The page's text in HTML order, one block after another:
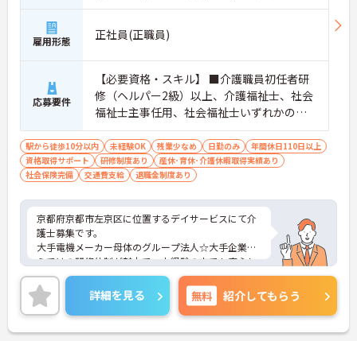
雇用形態 正社員(正職員)
応募要件
【必要資格・スキル】 ■介護職員初任者研
修（ヘルパー2級）以上、介護福祉士、社会
福祉士主事任用、社会福祉士いずれかの資
格をお持ちの方 ■普通自動車運転免許（AT
限定可）
駅から徒歩10分以内 未経験OK 残業少なめ 日勤のみ
年間休日110日以上
資格取得サポート
研修制度あり
産休･育休･介護休暇取得実績あり
社会保険完備
交通費支給 退職金制度あり
京都府京都市左京区に位置するデイサービスにて介
護士募集です。
大手電機メーカー母体のグループ法人☆大手企業な
らではの研修体制が魅力で、未経験の方でも安心し
てチャレンジできる環境です。
また、年間休日114日とお休みも多め、メリハリを
つけてはたらくことができます。
ご興味のある方には、面接対策ポイントなど、さら
に詳細をお話いたしますので、お気軽にご相談くだ
詳細を見る 無料 紹介してもらう